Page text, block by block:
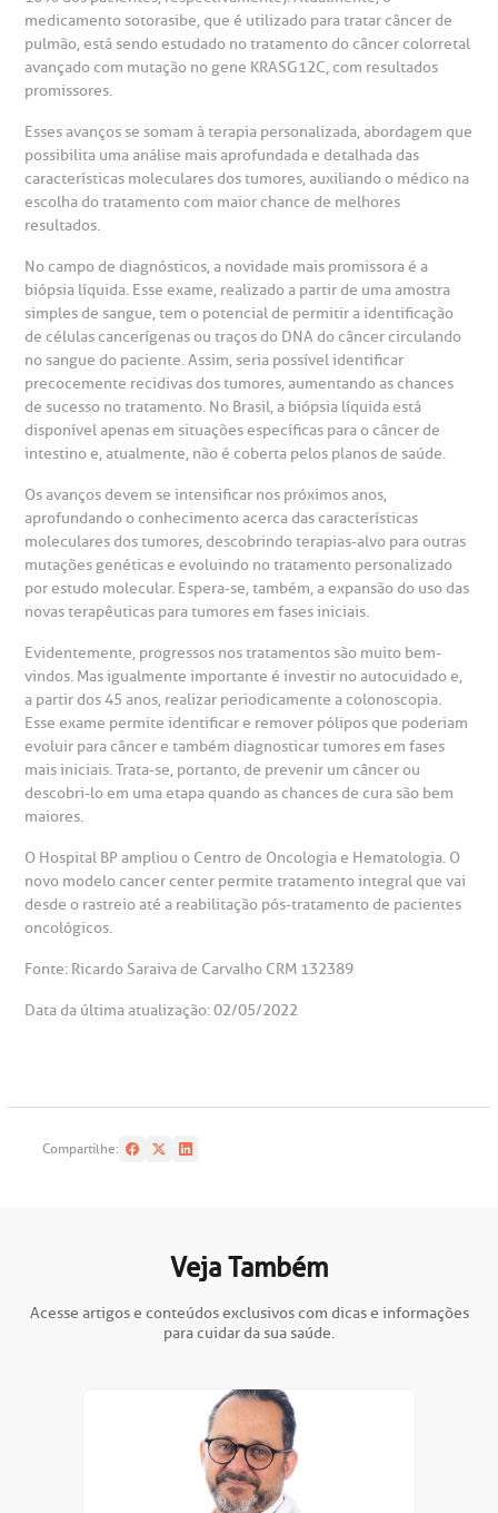
Clínica Medicina da Mulher
Endereço:
R. Colômbia, 332
CEP: 01438-000 | Jardim Paulista
São Paulo - SP
de Bioética
de Sangue
de órgãos
de cuidado
e perdidos
medicamento sotorasibe, que é utilizado para tratar câncer de
pulmão, está sendo estudado no tratamento do câncer colorretal
avançado com mutação no gene KRASG12C, com resultados
promissores.
Esses avanços se somam à terapia personalizada, abordagem que
possibilita uma análise mais aprofundada e detalhada das
características moleculares dos tumores, auxiliando o médico na
escolha do tratamento com maior chance de melhores
resultados.
No campo de diagnósticos, a novidade mais promissora é a
biópsia líquida. Esse exame, realizado a partir de uma amostra
simples de sangue, tem o potencial de permitir a identificação
de células cancerígenas ou traços do DNA do câncer circulando
no sangue do paciente. Assim, seria possível identificar
precocemente recidivas dos tumores, aumentando as chances
de sucesso no tratamento. No Brasil, a biópsia líquida está
disponível apenas em situações específicas para o câncer de
intestino e, atualmente, não é coberta pelos planos de saúde.
Os avanços devem se intensificar nos próximos anos,
aprofundando o conhecimento acerca das características
moleculares dos tumores, descobrindo terapias-alvo para outras
mutações genéticas e evoluindo no tratamento personalizado
por estudo molecular. Espera-se, também, a expansão do uso das
novas terapêuticas para tumores em fases iniciais.
Evidentemente, progressos nos tratamentos são muito bem-
vindos. Mas igualmente importante é investir no autocuidado e,
a partir dos 45 anos, realizar periodicamente a colonoscopia.
Esse exame permite identificar e remover pólipos que poderiam
evoluir para câncer e também diagnosticar tumores em fases
mais iniciais. Trata-se, portanto, de prevenir um câncer ou
descobri-lo em uma etapa quando as chances de cura são bem
maiores.
O Hospital BP ampliou o Centro de Oncologia e Hematologia. O
novo modelo cancer center permite tratamento integral que vai
desde o rastreio até a reabilitação pós-tratamento de pacientes
oncológicos.
Fonte: Ricardo Saraiva de Carvalho CRM 132389
Data da última atualização: 02/05/2022
Compartilhe:
Veja Também
Acesse artigos e conteúdos exclusivos com dicas e informações
para cuidar da sua saúde.